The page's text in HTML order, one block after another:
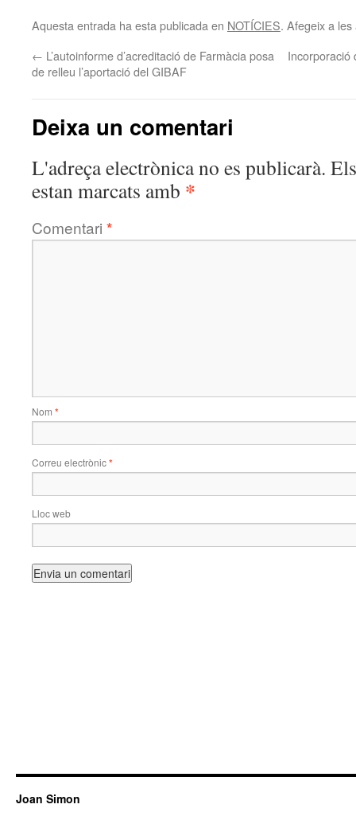
Aquesta entrada ha esta publicada en NOTÍCIES. Afegeix a
← L’autoinforme d’acreditació de Farmàcia posa
de relleu l’aportació del GIBAF
Deixa un comentari
L'adreça electrònica no es publicarà.
estan marcats amb *
Comentari *
Nom *
Correu electrònic*
Lloc web
Joan Simon